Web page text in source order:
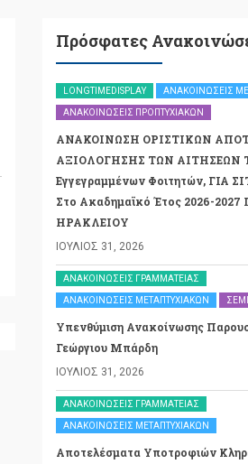
Πρόσφατες
LONGTIMEDISPLAY ΑΝΑΚΟΙΝΏΣΕΙΣ
ΑΝΑΚΟΙΝΏΣΕΙΣ ΠΡΟΠΤΥΧΙΑΚΏΝ
ΑΝΑΚΟΙΝΩΣΗ ΟΡΙΣΤΙΚΩΝ
ΑΞΙΟΛΟΓΗΣΗΣ ΤΩΝ ΑΙΤΗΣΕΩΝ
Εγγεγραμμένων Φοιτητών, ΓΙΑ
Στο Ακαδημαϊκό Έτος 2026-2027
ΗΡΑΚΛΕΙΟΥ
ΙΟΎΛΙΟΣ 31, 2026
ΑΝΑΚΟΙΝΏΣΕΙΣ ΓΡΑΜΜΑΤΕΊΑΣ
ΑΝΑΚΟΙΝΏΣΕΙΣ ΜΕΤΑΠΤΥΧΙΑΚΏΝ
Υπενθύμιση Ανακοίνωσης
Γεώργιου Μπάρδη
ΙΟΎΛΙΟΣ 31, 2026
ΑΝΑΚΟΙΝΏΣΕΙΣ ΓΡΑΜΜΑΤΕΊΑΣ
ΑΝΑΚΟΙΝΏΣΕΙΣ ΜΕΤΑΠΤΥΧΙΑΚΏΝ
Αποτελέσματα Υποτροφιών